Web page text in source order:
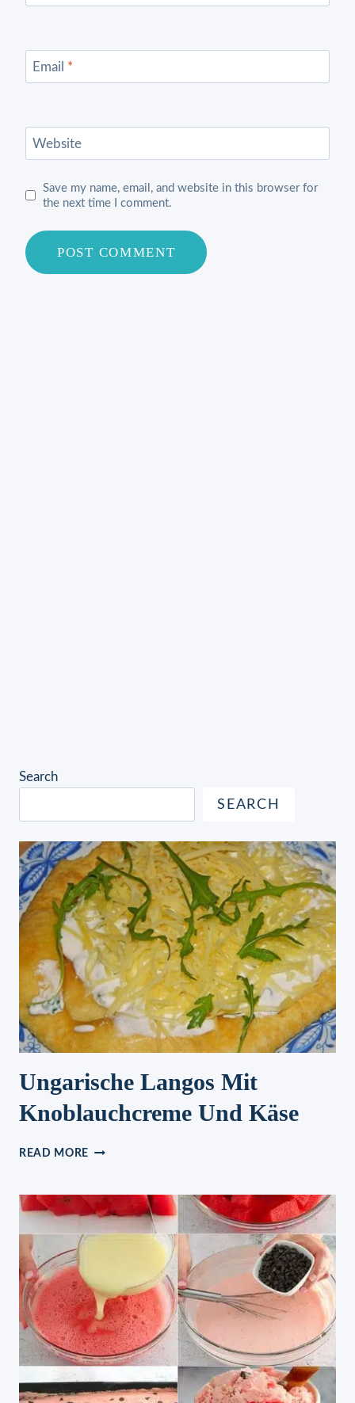
Email *
Website
Save my name, email, and website in this browser for
the next time I comment.
Search
SEARCH
Ungarische Langos Mit
Knoblauchcreme Und Käse
READ MORE UNGARISCHE
KNOBLAUCHCREME
UND
KÄSE